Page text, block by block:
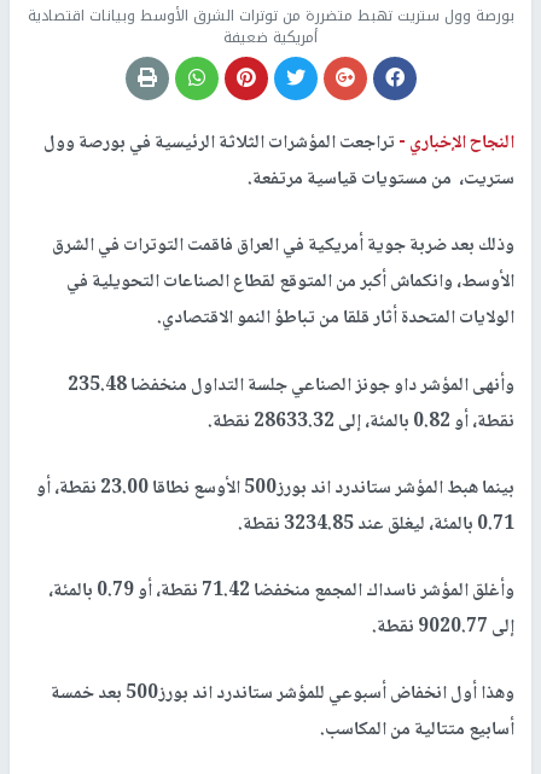
بورصة وول ستريت تهبط متضررة من توترات الشرق الأوسط وبيانات اقتصادية
أمريكية ضعيفة
النجاح الإخباري -تراجعت المؤشرات الثلاثة الرئيسية في بورصة وول
ستريت، من مستويات قياسية مرتفعة.
وذلك بعد ضربة جوية أمريكية في العراق فاقمت التوترات في الشرق
الأوسط، وانكماش أكبر من المتوقع لقطاع الصناعات التحويلية في
الولايات المتحدة أثار قلقا من تباطؤ النمو الاقتصادي.
وأنهى المؤشر داو جونز الصناعي جلسة التداول منخفضا 235.48‭
‬نقطة، أو 0.82 بالمئة، إلى 28633.32 نقطة.
بينما هبط المؤشر ستاندرد اند بورز500 الأوسع نطاقا 23.00 نقطة، أو
0.71 بالمئة، ليغلق عند 3234.85 نقطة.
وأغلق المؤشر ناسداك المجمع منخفضا 71.42 نقطة، أو 0.79 بالمئة،
إلى 9020.77 نقطة.
وهذا أول انخفاض أسبوعي للمؤشر ستاندرد اند بورز500 بعد خمسة
أسابيع متتالية من المكاسب.